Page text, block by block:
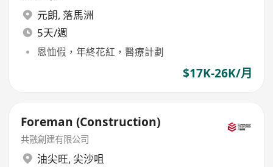
元朗, 落馬洲
5天/週
恩恤假，年終花紅，醫療計劃
$17K-26K/月
Foreman (Construction)
共融創建有限公司
油尖旺, 尖沙咀